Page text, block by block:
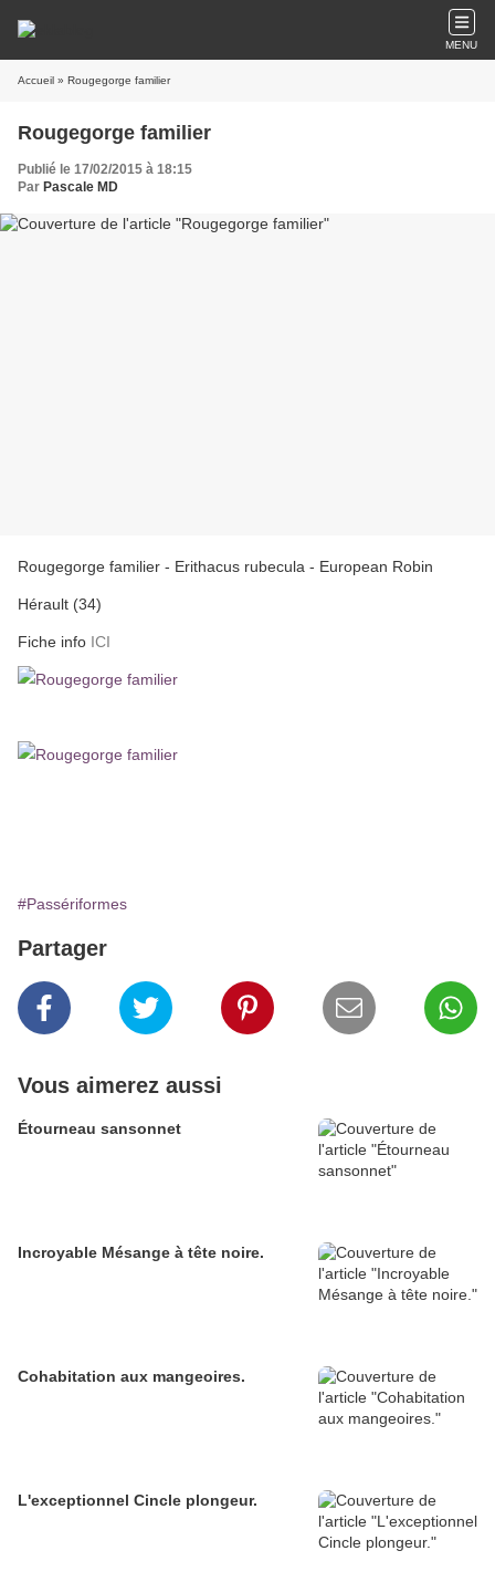
MENU
Accueil » Rougegorge familier
Rougegorge familier
Publié le 17/02/2015 à 18:15
Par Pascale MD
Rougegorge familier - Erithacus rubecula - European Robin
Hérault (34)
Fiche info ICI
#Passériformes
Partager
Vous aimerez aussi
Étourneau sansonnet
Incroyable Mésange à tête noire.
Cohabitation aux mangeoires.
L'exceptionnel Cincle plongeur.